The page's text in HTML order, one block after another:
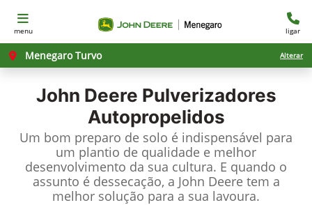
menu ligar
Menegaro Turvo Alterar
John Deere Pulverizadores
Autopropelidos
Um bom preparo de solo é indispensável para
um plantio de qualidade e melhor
desenvolvimento da sua cultura. E quando o
assunto é dessecação, a John Deere tem a
melhor solução para a sua lavoura.